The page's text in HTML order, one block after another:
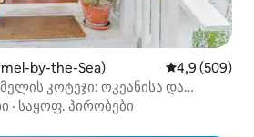
by-the-Sea) საშუალო
4,9 (509)
კოტეჯი: ოკეანისა და
· საყოფ. პირობები